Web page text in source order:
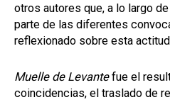
otros autores que, a lo largo
parte de las diferentes
reflexionado sobre esta
Muelle de Levantefue el
coincidencias, el traslado de